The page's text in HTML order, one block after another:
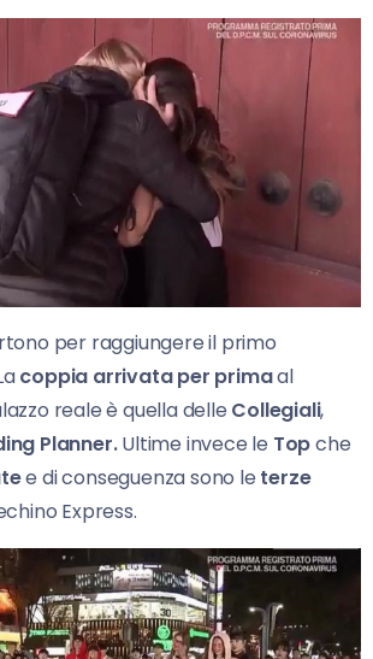
per raggiungere il primo
coppia arrivata per primaal
reale è quella delle Collegiali,
Planner.Ultime invece le Topche
e di conseguenza sono le terze
Express.